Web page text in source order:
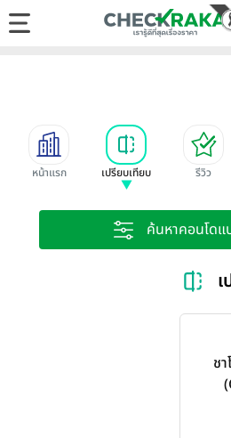
หน้าแรก เปรียบเทียบ รีวิว
ค้นหาคอนโดแ
ช